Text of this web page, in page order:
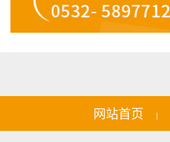
网站首页 |